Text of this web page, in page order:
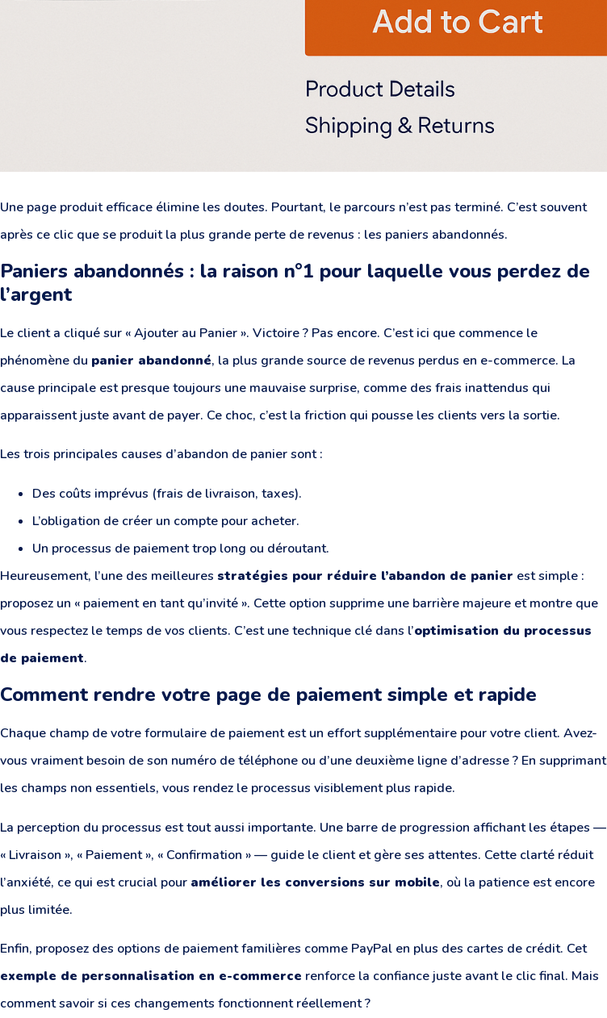
Une page produit efficace élimine les doutes. Pourtant, le parcours n’est pas terminé. C’est souvent
après ce clic que se produit la plus grande perte de revenus : les paniers abandonnés.
Paniers abandonnés : la raison n°1 pour laquelle vous perdez de
l’argent
Le client a cliqué sur « Ajouter au Panier ». Victoire ? Pas encore. C’est ici que commence le
phénomène du panier abandonné, la plus grande source de revenus perdus en e-commerce. La
cause principale est presque toujours une mauvaise surprise, comme des frais inattendus qui
apparaissent juste avant de payer. Ce choc, c’est la friction qui pousse les clients vers la sortie.
Les trois principales causes d’abandon de panier sont :
Des coûts imprévus (frais de livraison, taxes).
L’obligation de créer un compte pour acheter.
Un processus de paiement trop long ou déroutant.
Heureusement, l’une des meilleures stratégies pour réduire l’abandon de panier est simple :
proposez un « paiement en tant qu’invité ». Cette option supprime une barrière majeure et montre que
vous respectez le temps de vos clients. C’est une technique clé dans l’optimisation du processus
de paiement.
Comment rendre votre page de paiement simple et rapide
Chaque champ de votre formulaire de paiement est un effort supplémentaire pour votre client. Avez-
vous vraiment besoin de son numéro de téléphone ou d’une deuxième ligne d’adresse ? En supprimant
les champs non essentiels, vous rendez le processus visiblement plus rapide.
La perception du processus est tout aussi importante. Une barre de progression affichant les étapes —
« Livraison », « Paiement », « Confirmation » — guide le client et gère ses attentes. Cette clarté réduit
l’anxiété, ce qui est crucial pour améliorer les conversions sur mobile, où la patience est encore
plus limitée.
Enfin, proposez des options de paiement familières comme PayPal en plus des cartes de crédit. Cet
exemple de personnalisation en e-commerce renforce la confiance juste avant le clic final. Mais
comment savoir si ces changements fonctionnent réellement ?